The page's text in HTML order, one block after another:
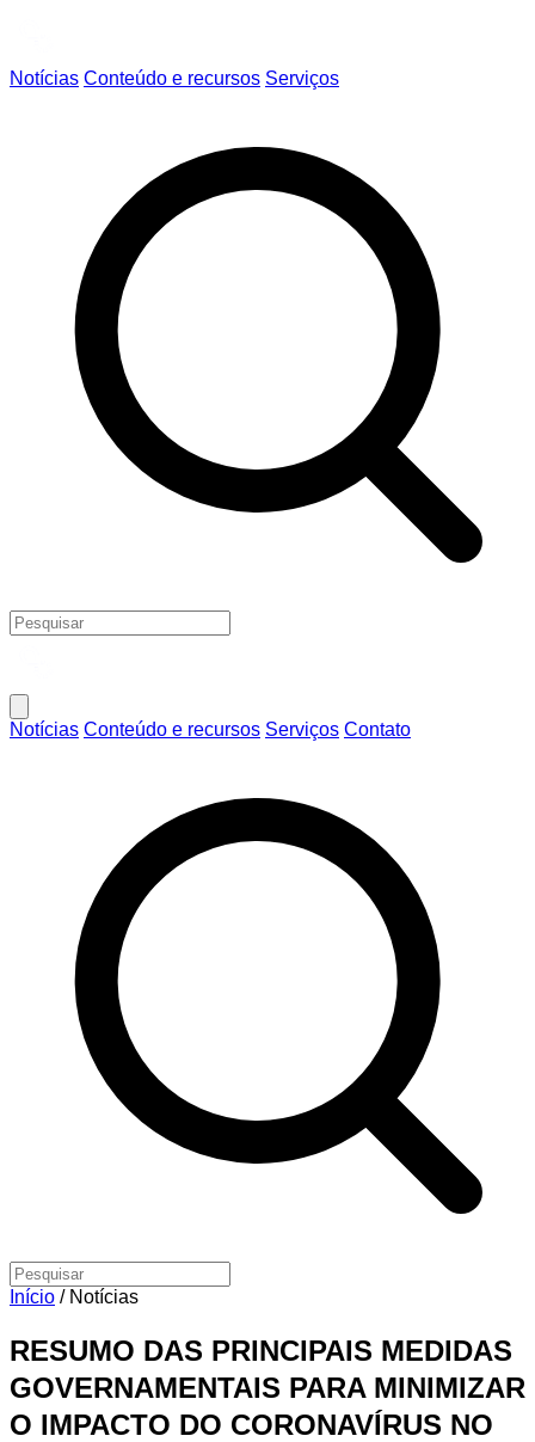
Notícias Conteúdo e recursos Serviços
Notícias Conteúdo e recursos Serviços Contato
Início / Notícias
RESUMO DAS PRINCIPAIS MEDIDAS
GOVERNAMENTAIS PARA MINIMIZAR
O IMPACTO DO CORONAVÍRUS NO